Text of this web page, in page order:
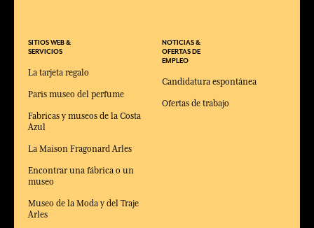
SITIOS WEB &
SERVICIOS
La tarjeta regalo
Paris museo del perfume
Fabricas y museos de la Costa
Azul
La Maison Fragonard Arles
Encontrar una fábrica o un
museo
Museo de la Moda y del Traje
Arles
NOTICIAS &
OFERTAS DE
EMPLEO
Candidatura espontánea
Ofertas de trabajo